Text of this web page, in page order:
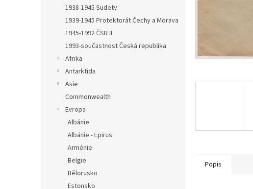
1938-1945 Sudety
1939-1945 Protektorát Čechy a Morava
1945-1992 ČSR II
1993-součastnost Česká republika
Afrika
Antarktida
Asie
Commonwealth
Evropa
Albánie
Albánie - Epirus
Arménie
Belgie
Bělorusko
Estonsko
Popis